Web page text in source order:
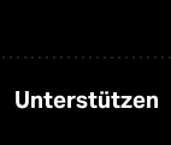
Unterstützen